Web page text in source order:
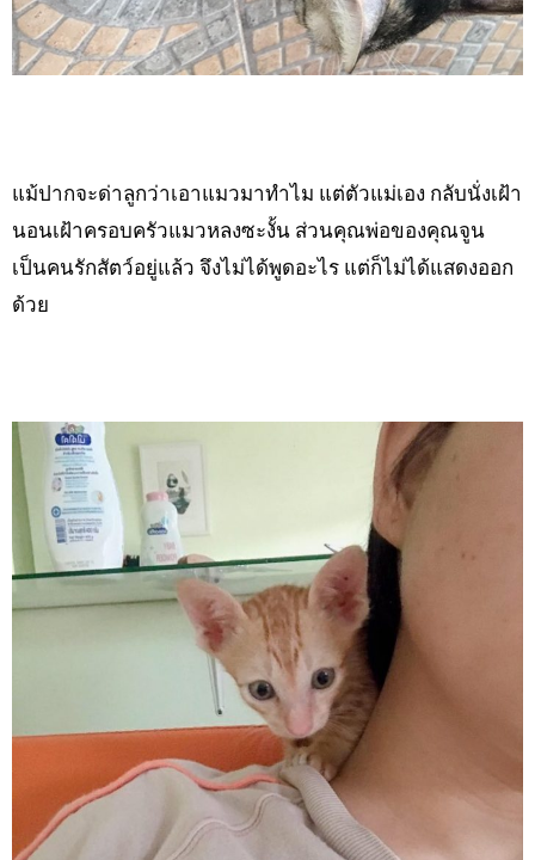
แม้ปากจะด่าลูกว่าเอาแมวมาทำไม แต่ตัวแม่เอง กลับนั่งเฝ้า
นอนเฝ้าครอบครัวแมวหลงซะงั้น ส่วนคุณพ่อของคุณจูน
เป็นคนรักสัตว์อยู่แล้ว จึงไม่ได้พูดอะไร แต่ก็ไม่ได้แสดงออก
ด้วย